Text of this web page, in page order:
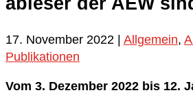
17. November 2022 | Allgemein,
Publikationen
Vom 3. Dezember 2022 bis 12.